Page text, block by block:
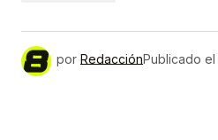
por RedacciónPublicado el